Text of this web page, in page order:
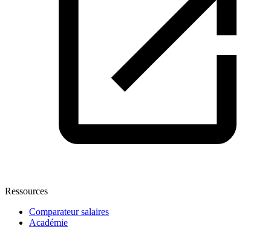
Ressources
Comparateur salaires
Académie